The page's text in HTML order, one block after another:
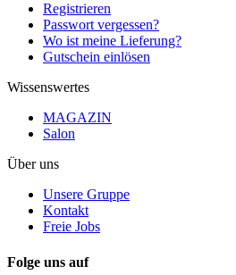
Registrieren
Passwort vergessen?
Wo ist meine Lieferung?
Gutschein einlösen
Wissenswertes
MAGAZIN
Salon
Über uns
Unsere Gruppe
Kontakt
Freie Jobs
Folge uns auf